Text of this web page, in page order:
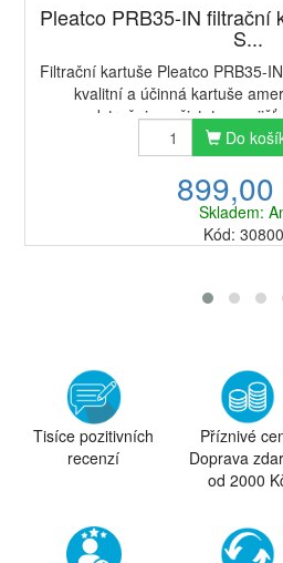
Pleatco PRB35-IN filtrační
S...
Filtrační kartuše Pleatco PRB35-
kvalitní a účinná kartuše
odstraňuje nečistoty a
vodu. ✓ Antimikrobiální
Do
899,00
Skladem:
Kód:
Tisíce pozitivních
recenzí
Příznivé
Doprava
od 2000